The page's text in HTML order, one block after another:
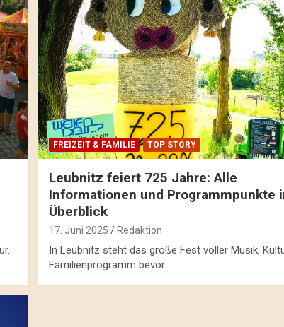
FREIZEIT & FAMILIE TOP STORY
Leubnitz feiert 725 Jahre: Alle
Informationen und Programmpunkte
Überblick
17. Juni 2025 Redaktion
In Leubnitz steht das große Fest voller Musik,
Familienprogramm bevor.